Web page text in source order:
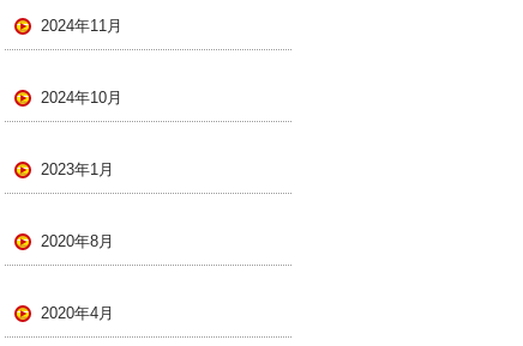
2024年11月
2024年10月
2023年1月
2020年8月
2020年4月